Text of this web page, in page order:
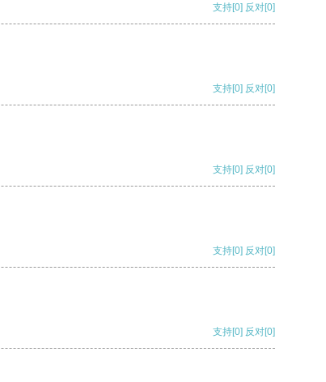
支持[0] 反对[0]
支持[0] 反对[0]
支持[0] 反对[0]
支持[0] 反对[0]
支持[0] 反对[0]